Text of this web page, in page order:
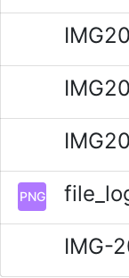
PNG
IMG-